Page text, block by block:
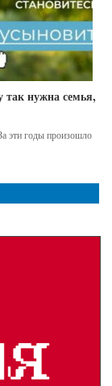
так нужна семья,
эти годы произошло